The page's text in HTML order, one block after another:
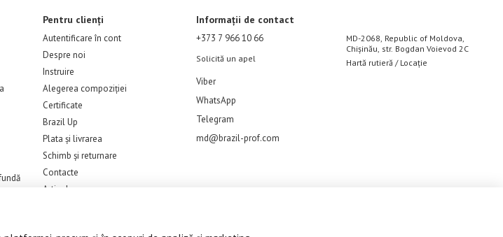
Pentru clienți
Autentificare în cont
Despre noi
Instruire
Alegerea compoziției
Certificate
Brazil Up
Plata și livrarea
Schimb și returnare
Contacte
Articole
Informații de contact
+373 7 966 10 66
Solicită un apel
Viber
WhatsApp
Telegram
md@brazil-prof.com
MD-2068, Republic of Moldova,
Chișinău, str. Bogdan Voievod 2C
Hartă rutieră / Locație